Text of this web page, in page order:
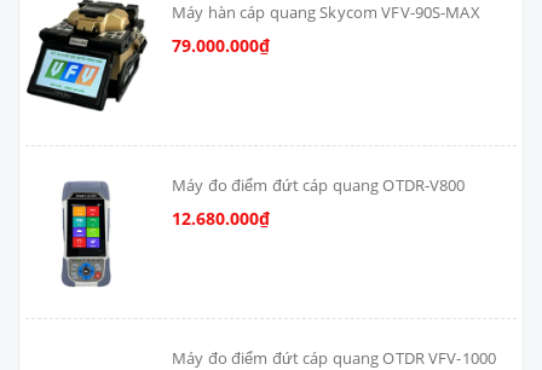
Máy hàn cáp quang Skycom VFV-90S-MAX
79.000.000₫
Máy đo điểm đứt cáp quang OTDR-V800
12.680.000₫
Máy đo điểm đứt cáp quang OTDR VFV-1000